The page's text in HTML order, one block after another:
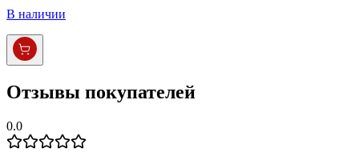
В наличии
Отзывы покупателей
0.0